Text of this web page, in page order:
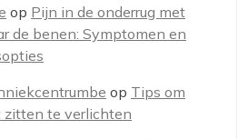
op Pijn in de onderrug met
de benen: Symptomen en
op Tips om
zitten te verlichten